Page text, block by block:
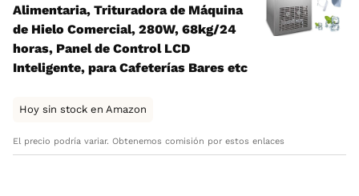
Alimentaria, Trituradora de Máquina
de Hielo Comercial, 280W, 68kg/24
horas, Panel de Control LCD
Inteligente, para Cafeterías Bares etc
Hoy sin stock en Amazon
El precio podría variar. Obtenemos comisión por estos enlaces